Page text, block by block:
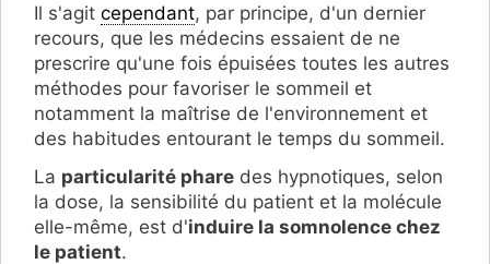
Il s'agit cependant, par principe, d'un dernier
recours, que les médecins essaient de ne
prescrire qu'une fois épuisées toutes les autres
méthodes pour favoriser le sommeil et
notamment la maîtrise de l'environnement et
des habitudes entourant le temps du sommeil.
La particularité phare des hypnotiques, selon
la dose, la sensibilité du patient et la molécule
elle-même, est d'induire la somnolence chez
le patient.